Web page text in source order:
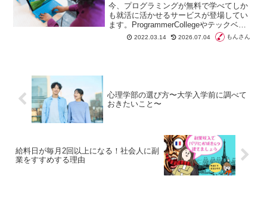
今、プログラミングが無料で学べてしか
も就活に活かせるサービスが登場してい
ます。ProgrammerCollegeやテックベー
スです。実践学習を通して、仕事への理
解を深められます。就活もサポートして
2022.03.14 2026.07.04 もんさん
心理学部の選び方〜大学入学前に調べて
おきたいこと〜
給料日が毎月2回以上になる！社会人に副
業をすすめする理由